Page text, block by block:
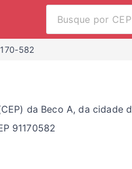
582
da Beco A, da cidade
91170582